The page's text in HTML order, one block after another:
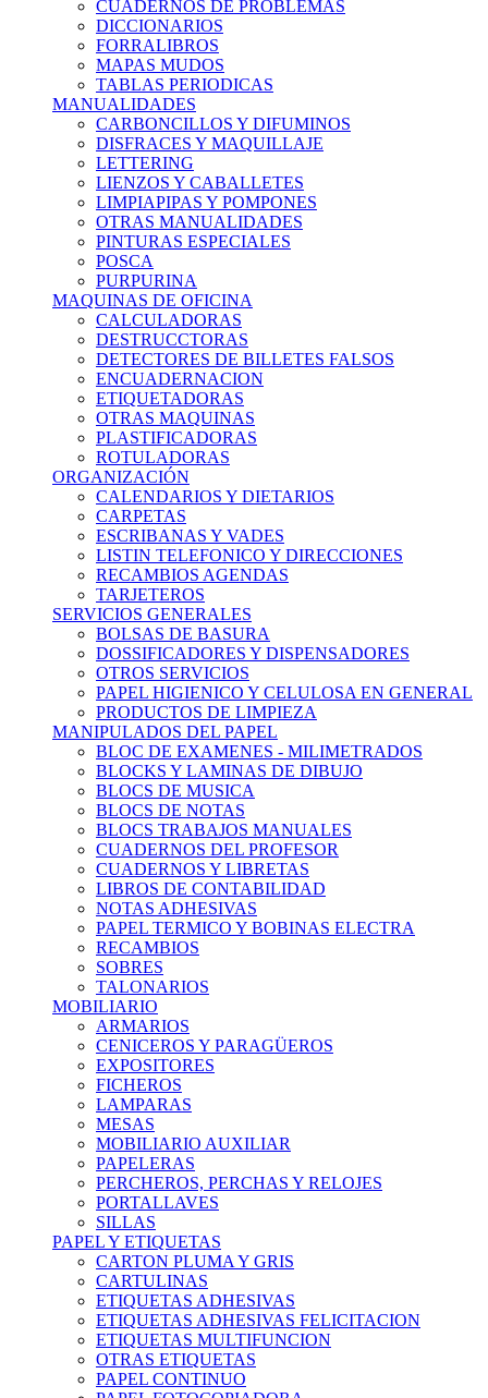
CUADERNOS DE PROBLEMAS
DICCIONARIOS
FORRALIBROS
MAPAS MUDOS
TABLAS PERIODICAS
MANUALIDADES
CARBONCILLOS Y DIFUMINOS
DISFRACES Y MAQUILLAJE
LETTERING
LIENZOS Y CABALLETES
LIMPIAPIPAS Y POMPONES
OTRAS MANUALIDADES
PINTURAS ESPECIALES
POSCA
PURPURINA
MAQUINAS DE OFICINA
CALCULADORAS
DESTRUCCTORAS
DETECTORES DE BILLETES FALSOS
ENCUADERNACION
ETIQUETADORAS
OTRAS MAQUINAS
PLASTIFICADORAS
ROTULADORAS
ORGANIZACIÓN
CALENDARIOS Y DIETARIOS
CARPETAS
ESCRIBANAS Y VADES
LISTIN TELEFONICO Y DIRECCIONES
RECAMBIOS AGENDAS
TARJETEROS
SERVICIOS GENERALES
BOLSAS DE BASURA
DOSSIFICADORES Y DISPENSADORES
OTROS SERVICIOS
PAPEL HIGIENICO Y CELULOSA EN GENERAL
PRODUCTOS DE LIMPIEZA
MANIPULADOS DEL PAPEL
BLOC DE EXAMENES - MILIMETRADOS
BLOCKS Y LAMINAS DE DIBUJO
BLOCS DE MUSICA
BLOCS DE NOTAS
BLOCS TRABAJOS MANUALES
CUADERNOS DEL PROFESOR
CUADERNOS Y LIBRETAS
LIBROS DE CONTABILIDAD
NOTAS ADHESIVAS
PAPEL TERMICO Y BOBINAS ELECTRA
RECAMBIOS
SOBRES
TALONARIOS
MOBILIARIO
ARMARIOS
CENICEROS Y PARAGÜEROS
EXPOSITORES
FICHEROS
LAMPARAS
MESAS
MOBILIARIO AUXILIAR
PAPELERAS
PERCHEROS, PERCHAS Y RELOJES
PORTALLAVES
SILLAS
PAPEL Y ETIQUETAS
CARTON PLUMA Y GRIS
CARTULINAS
ETIQUETAS ADHESIVAS
ETIQUETAS ADHESIVAS FELICITACION
ETIQUETAS MULTIFUNCION
OTRAS ETIQUETAS
PAPEL CONTINUO